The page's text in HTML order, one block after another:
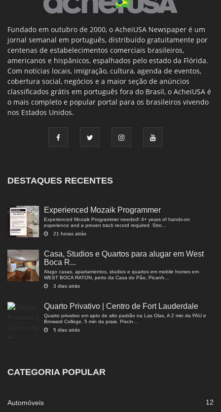
Fundado em outubro de 2000, o AcheiUSA Newspaper é um
jornal semanal em português, distribuído gratuitamente por
centenas de estabelecimentos comerciais brasileiros,
americanos e hispânicos, espalhados pelo estado da Flórida.
Com notícias locais, imigração, cultura, agenda de eventos,
cobertura social, negócios e a maior seção de anúncios
classificados grátis em português fora do Brasil, o AcheiUSA é
o mais completo e popular portal para os brasileiros vivendo
nos Estados Unidos.
DESTAQUES RECENTES
Experienced Mozaik Programmer
Experienced Mozaik Programmer needed! 4+ years of hands-on
experience and a proven track record required. Stro...
21 horas atrás
Casa, Studios e Quartos para alugar em West
Boca R...
Alugo casas, apartamentos, studios e quartos em mobile homes em
WEST BOCA RATON, perto da Casa do Pão, Picanh...
3 dias atrás
Quarto Privativo | Centro de Fort Lauderdale
Quarto privativo em apto de alto padrão na Las Olas. A 2 min da FAU e
Broward College, 5 min da praia. Piscin...
5 dias atrás
CATEGORIA POPULAR
Automóveis 12